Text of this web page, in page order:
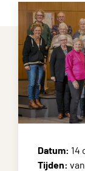
Datum: 14
Tijden: